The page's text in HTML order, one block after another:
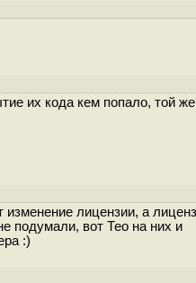
их кода кем попало, той же
изменение лицензии, а
подумали, вот Тео на них и
:)